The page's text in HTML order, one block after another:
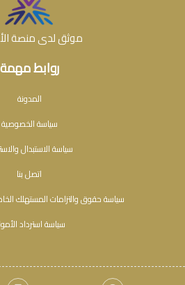
روابط مهمة
المدونة
سياسة الخصوصية
سياسة الاستبدال
اتصل بنا
سياسة حقوق والتزامات المستهلك
سياسة استرداد
موثق لدى منصة